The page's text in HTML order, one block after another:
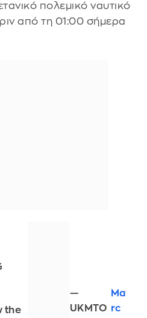
πολεμικό ναυτικό
από τη 01:00 σήμερα
the
—
UKMTO
Ma
rc